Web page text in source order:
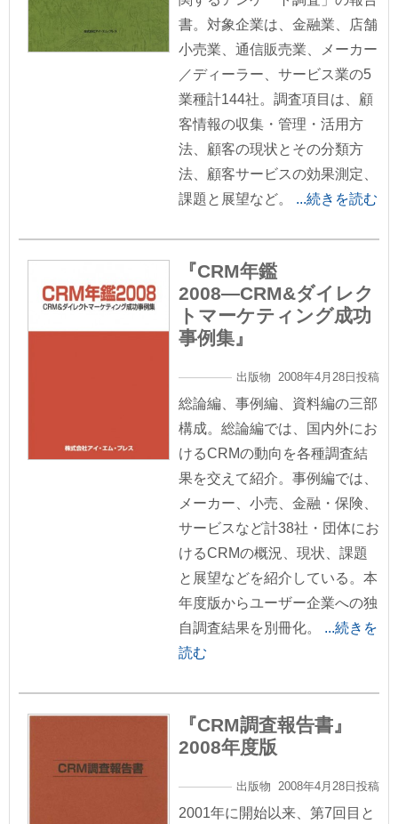
書。対象企業は、金融業、店舗
小売業、通信販売業、メーカー
／ディーラー、サービス業の5
業種計144社。調査項目は、顧
客情報の収集・管理・活用方
法、顧客の現状とその分類方
法、顧客サービスの効果測定、
課題と展望など。
...続きを読む
『CRM年鑑
2008―CRM&ダイレク
トマーケティング成功
事例集』
出版物 2008年4月28日投稿
総論編、事例編、資料編の三部
構成。総論編では、国内外にお
けるCRMの動向を各種調査結
果を交えて紹介。事例編では、
メーカー、小売、金融・保険、
サービスなど計38社・団体にお
けるCRMの概況、現状、課題
と展望などを紹介している。本
年度版からユーザー企業への独
自調査結果を別冊化。
...続きを
読む
『CRM調査報告書』
2008年度版
出版物 2008年4月28日投稿
2001年に開始以来、第7回目と